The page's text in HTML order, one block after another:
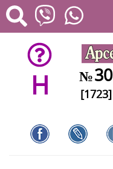
H №30
[1723]